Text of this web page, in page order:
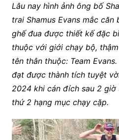
Lâu nay hình ảnh ông bố
trai Shamus Evans mắc
ghế đua được thiết kế đặc
thuộc với giới chạy bộ,
tên thân thuộc: Team
đạt được thành tích tuyệt
2024 khi cán đích sau 2
thứ 2 hạng mục chạy cặp.